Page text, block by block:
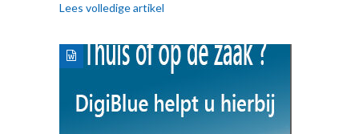
Lees volledige artikel